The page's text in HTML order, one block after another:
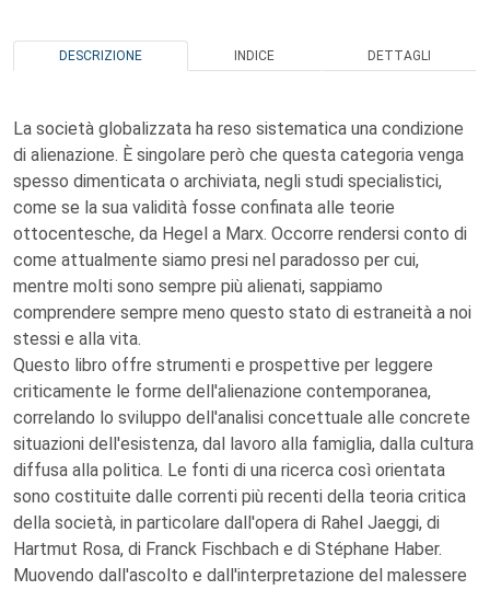
DESCRIZIONE INDICE DETTAGLI
La società globalizzata ha reso sistematica una condizione
di alienazione. È singolare però che questa categoria venga
spesso dimenticata o archiviata, negli studi specialistici,
come se la sua validità fosse confinata alle teorie
ottocentesche, da Hegel a Marx. Occorre rendersi conto di
come attualmente siamo presi nel paradosso per cui,
mentre molti sono sempre più alienati, sappiamo
comprendere sempre meno questo stato di estraneità a noi
stessi e alla vita.
Questo libro offre strumenti e prospettive per leggere
criticamente le forme dell'alienazione contemporanea,
correlando lo sviluppo dell'analisi concettuale alle concrete
situazioni dell'esistenza, dal lavoro alla famiglia, dalla cultura
diffusa alla politica. Le fonti di una ricerca così orientata
sono costituite dalle correnti più recenti della teoria critica
della società, in particolare dall'opera di Rahel Jaeggi, di
Hartmut Rosa, di Franck Fischbach e di Stéphane Haber.
Muovendo dall'ascolto e dall'interpretazione del malessere